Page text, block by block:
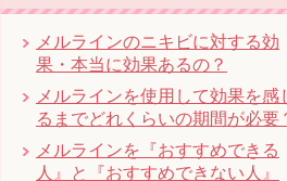
メルラインのニキビに対する効
果・本当に効果あるの？
メルラインを使用して効果を感
るまでどれくらいの期間が必要
メルラインを『おすすめできる
人』と『おすすめできない人』